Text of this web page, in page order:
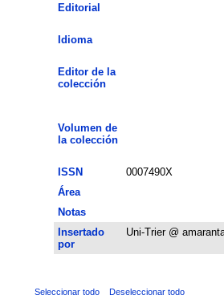
Editorial
Idioma
Editor de la
colección
Volumen de
la colección
ISSN
0007490X
Área
Notas
Insertado
por
Uni-Trier @
Seleccionar todo Deseleccionar todo